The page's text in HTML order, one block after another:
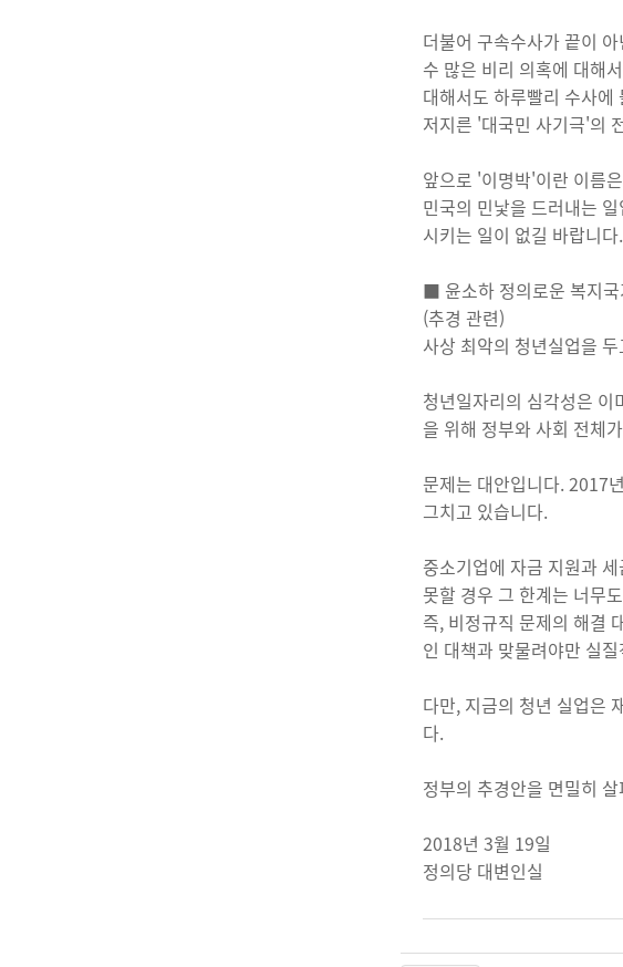
더불어 구속수사가 끝이
수 많은 비리 의혹에 대해
대해서도 하루빨리 수사
저지른 '대국민 사기극'의
앞으로 '이명박'이란 이름
민국의 민낯을 드러내는
시키는 일이 없길 바랍니다.
■ 윤소하 정의로운 복지국
(추경 관련)
사상 최악의 청년실업을
청년일자리의 심각성은
을 위해 정부와 사회 전체
문제는 대안입니다. 2017
그치고 있습니다.
중소기업에 자금 지원과
못할 경우 그 한계는 너무
즉, 비정규직 문제의 해결
인 대책과 맞물려야만 실
다만, 지금의 청년 실업은
다.
정부의 추경안을 면밀히
2018년 3월 19일
정의당 대변인실